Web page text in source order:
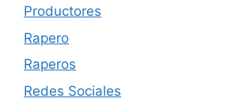
Productores
Rapero
Raperos
Redes Sociales